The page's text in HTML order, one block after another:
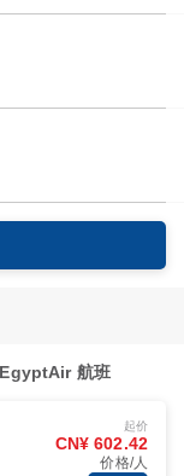
航班
起价
CN¥ 602.42
价格/人